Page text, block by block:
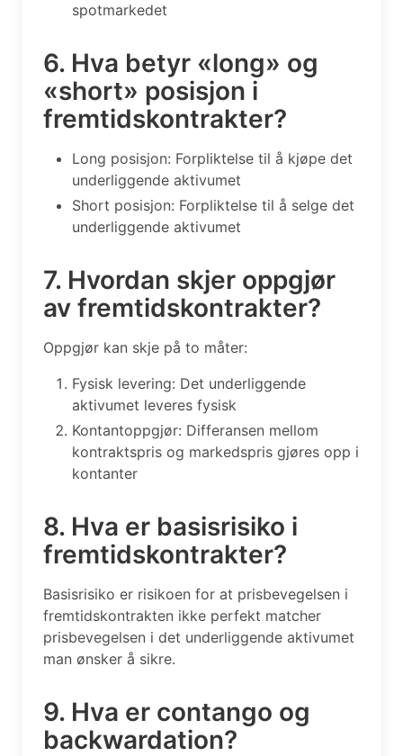
spotmarkedet
6. Hva betyr «long» og
«short» posisjon i
fremtidskontrakter?
Long posisjon: Forpliktelse til å kjøpe det
underliggende aktivumet
Short posisjon: Forpliktelse til å selge det
underliggende aktivumet
7. Hvordan skjer oppgjør
av fremtidskontrakter?
Oppgjør kan skje på to måter:
Fysisk levering: Det underliggende
aktivumet leveres fysisk
Kontantoppgjør: Differansen mellom
kontraktspris og markedspris gjøres opp i
kontanter
8. Hva er basisrisiko i
fremtidskontrakter?
Basisrisiko er risikoen for at prisbevegelsen i
fremtidskontrakten ikke perfekt matcher
prisbevegelsen i det underliggende aktivumet
man ønsker å sikre.
9. Hva er contango og
backwardation?